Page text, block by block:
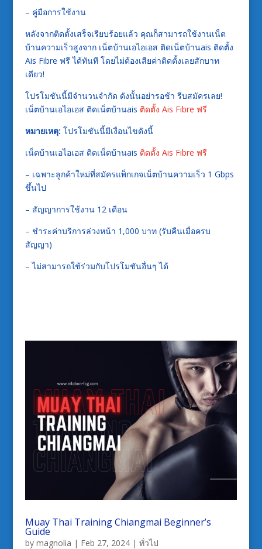
– คู่มือการใช้งาน
หลังจากติดตั้งเสร็จเรียบร้อยแล้ว คุณก็สามารถใช้งานเน็ต
บ้านความเร็วสูงจาก เน็ตบ้านเอไอเอส ติดเน็ตบ้านais ติดตั้ง
Ais Fibre ฟรี ได้ทันที โดยไม่ต้องเสียค่าติดตั้งเลยสักบาท
เดียว!
โปรโมชันนี้มีจำนวนจำกัด ดังนั้นอย่ารอช้า รีบสมัครเลย!
เน็ตบ้านเอไอเอส ติดเน็ตบ้านais ติดตั้ง Ais Fibre ฟรี
หมายเหตุ: โปรโมชันนี้มีเงื่อนไขดังนี้
เน็ตบ้านเอไอเอส ติดเน็ตบ้านais ติดตั้ง Ais Fibre ฟรี
– เฉพาะลูกค้าใหม่ที่สมัครแพ็กเกจเน็ตบ้านความเร็ว 1 Gbps
ขึ้นไป
– สัญญาการใช้งาน 12 เดือน
– ชำระค่าบริการล่วงหน้า 1,000 บาท (รับคืนเมื่อครบ
สัญญา)
– ไม่สามารถใช้ร่วมกับโปรโมชันอื่นๆ ได้
Muay Thai Training Chiangmai Beginner’s
Guide
by magnolia | Feb 27, 2024| ทั่วไป